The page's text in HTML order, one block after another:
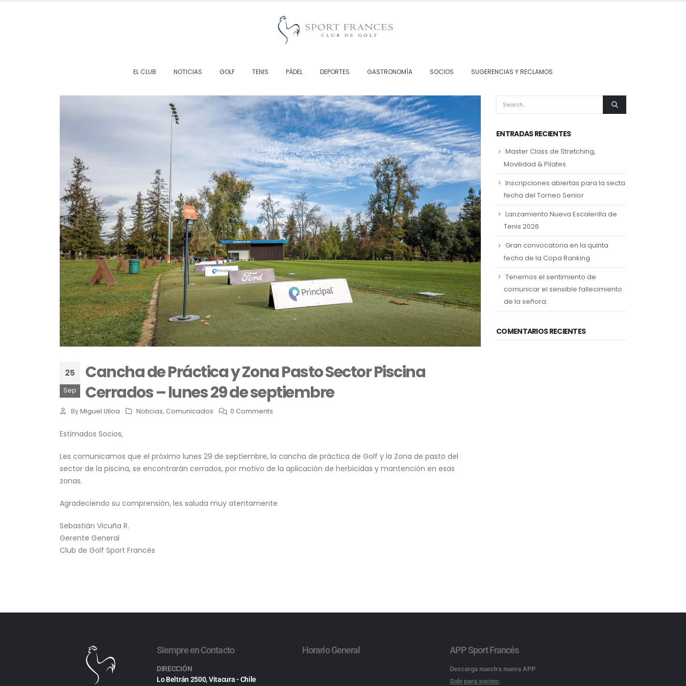
EL CLUB NOTICIAS GOLF TENIS PÁDEL DEPORTES GASTRONOMÍA SOCIOS SUGERENCIAS Y RECLAMOS
25
Sep
Cancha de Práctica y Zona Pasto Sector Piscina
Cerrados – lunes 29 de septiembre
By Miguel Ulloa Noticias, Comunicados 0 Comments
Estimados Socios,
Les comunicamos que el próximo lunes 29 de septiembre, la cancha de práctica de Golf y la Zona de pasto del
sector de la piscina, se encontrarán cerrados, por motivo de la aplicación de herbicidas y mantención en esas
zonas.
Agradeciendo su comprensión, les saluda muy atentamente
Sebastián Vicuña R.
Gerente General
Club de Golf Sport Francés
ENTRADAS RECIENTES
Master Class de Stretching,
Movilidad & Pilates
Inscripciones abiertas para la secta
fecha del Torneo Senior
Lanzamiento Nueva Escalerilla de
Tenis 2026
Gran convocatoria en la quinta
fecha de la Copa Ranking
Tenemos el sentimiento de
comunicar el sensible fallecimiento
de la señora:
COMENTARIOS RECIENTES
Siempre en Contacto
DIRECCIÓN
Lo Beltrán 2500, Vitacura - Chile
Horario General APP Sport Francés
Descarga nuestra nueva APP
Solo para socios: